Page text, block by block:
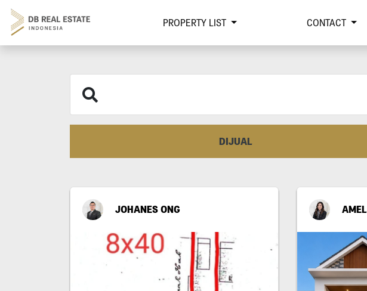
PROPERTY LIST CONTACT
DIJUAL
JOHANES ONG